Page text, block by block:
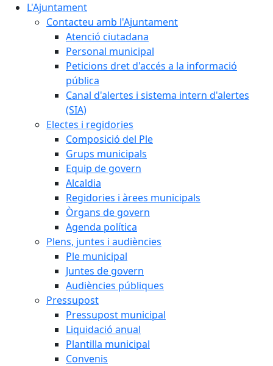
L'Ajuntament
Contacteu amb l'Ajuntament
Atenció ciutadana
Personal municipal
Peticions dret d'accés a la informació
pública
Canal d'alertes i sistema intern d'alertes
(SIA)
Electes i regidories
Composició del Ple
Grups municipals
Equip de govern
Alcaldia
Regidories i àrees municipals
Òrgans de govern
Agenda política
Plens, juntes i audiències
Ple municipal
Juntes de govern
Audiències públiques
Pressupost
Pressupost municipal
Liquidació anual
Plantilla municipal
Convenis